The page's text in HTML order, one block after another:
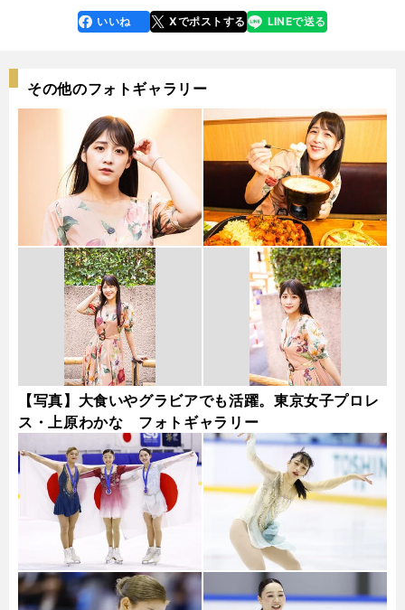
faceboo
k
いいね Xでポストする
line LINEで送る
その他のフォトギャラリー
【写真】大食いやグラビアでも活躍。東京女子プロレ
ス・上原わかな フォトギャラリー